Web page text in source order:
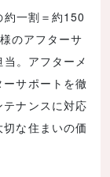
約一割＝約150
のアフターサ
。アフターメ
サポートを徹
ナンスに対応
な住まいの価